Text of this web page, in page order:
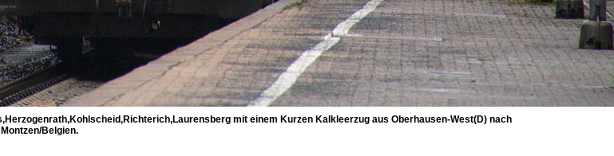
mit einem Kurzen Kalkleerzug aus Oberhausen-West(D) nach
Belgien.